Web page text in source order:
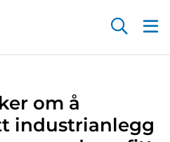
om å
industrianlegg